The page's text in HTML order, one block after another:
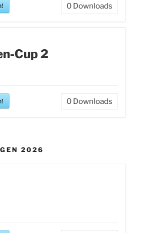
0 Downloads
Cup 2
0 Downloads
2026